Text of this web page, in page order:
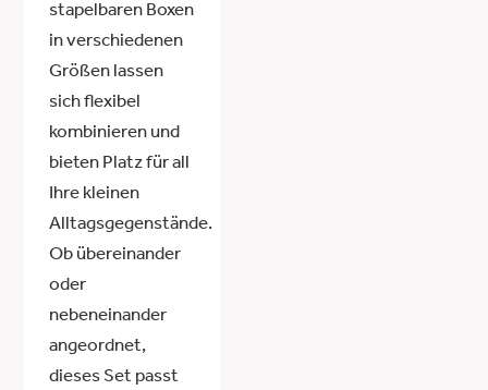
stapelbaren Boxen
in verschiedenen
Größen lassen
sich flexibel
kombinieren und
bieten Platz für all
Ihre kleinen
Alltagsgegenstände.
Ob übereinander
oder
nebeneinander
angeordnet,
dieses Set passt